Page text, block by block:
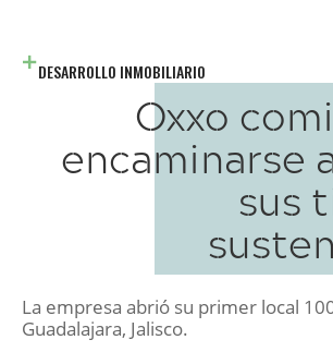
DESARROLLO INMOBILIARIO
Oxxo
encaminarse
sus
La empresa abrió su primer local
Guadalajara, Jalisco.